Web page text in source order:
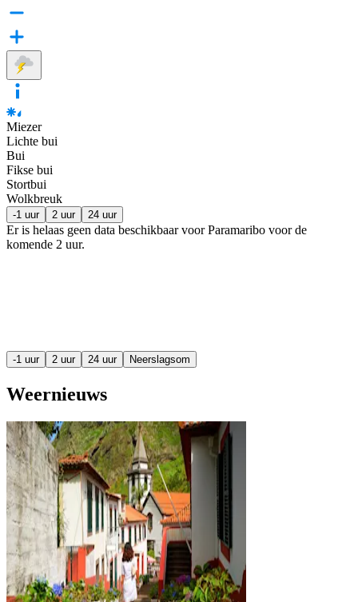
Miezer
Lichte bui
Bui
Fikse bui
Stortbui
Wolkbreuk
-1 uur 2 uur 24 uur
Er is helaas geen data beschikbaar voor Paramaribo voor de
komende 2 uur.
-1 uur 2 uur 24 uur Neerslagsom
Weernieuws